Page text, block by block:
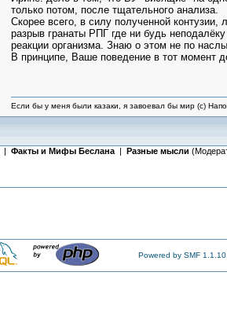
только потом, после тщательного анализа.
Скорее всего, в силу полученной
разрыв гранаты РПГ где ни будь
реакции организма. Знаю о этом не по
В принципе, Ваше поведение в тот момент
Если бы у меня были казаки, я завоевал бы мир (с)
| Факты и Мифы Беслана | Разные мысли
Powered by SMF 1.1.10